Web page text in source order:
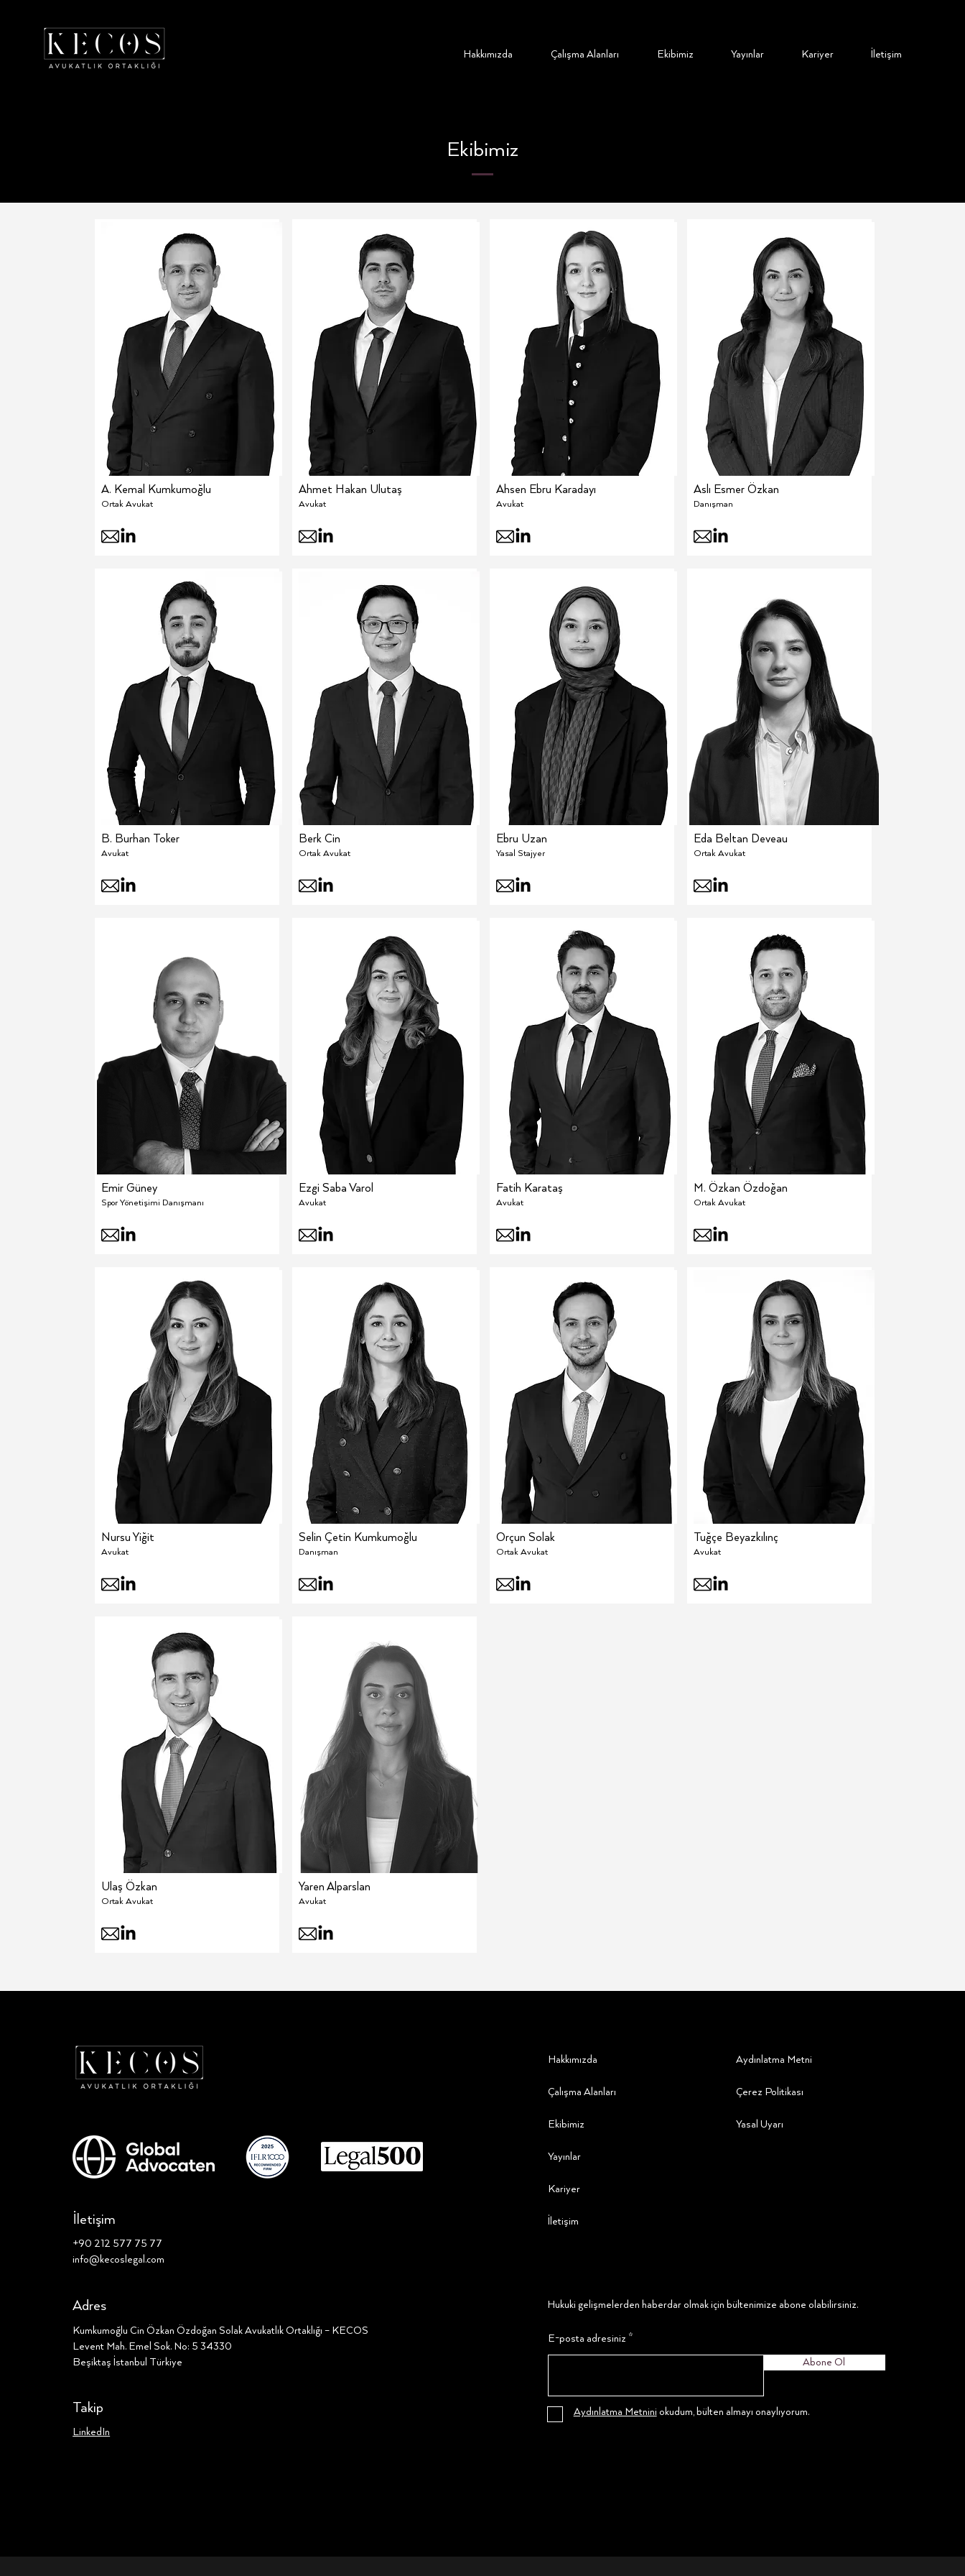
Hakkımızda Çalışma Alanları Ekibimiz Yayınlar Kariyer İletişim
Ekibimiz
A. Kemal Kumkumoğlu
Ortak Avukat
B. Burhan Toker
Avukat
Emir Güney
Spor Yönetişimi Danışmanı
Nursu Yiğit
Avukat
Ulaş Özkan
Ortak Avukat
Ahmet Hakan Ulutaş
Avukat
Berk Cin
Ortak Avukat
Ezgi Saba Varol
Avukat
Selin Çetin Kumkumoğlu
Danışman
Yaren Alparslan
Avukat
Ahsen Ebru Karadayı
Avukat
Ebru Uzan
Yasal Stajyer
Fatih Karataş
Avukat
Orçun Solak
Ortak Avukat
Aslı Esmer Özkan
Danışman
Eda Beltan Deveau
Ortak Avukat
M. Özkan Özdoğan
Ortak Avukat
Tuğçe Beyazkılınç
Avukat
İletişim
+90 212 577 75 77
info@kecoslegal.com
Adres
Kumkumoğlu Cin Özkan Özdoğan Solak Avukatlık Ortaklığı – KECOS
Levent Mah. Emel Sok. No: 5 34330
Beşiktaş İstanbul Türkiye
Takip
LinkedIn
Hakkımızda
Çalışma Alanları
Ekibimiz
Yayınlar
Kariyer
İletişim
Aydınlatma Metni
Çerez Politikası
Yasal Uyarı
Hukuki gelişmelerden haberdar olmak için bültenimize abone olabilirsiniz.
E-posta adresiniz
Abone Ol
Aydınlatma Metnini okudum, bülten almayı onaylıyorum.